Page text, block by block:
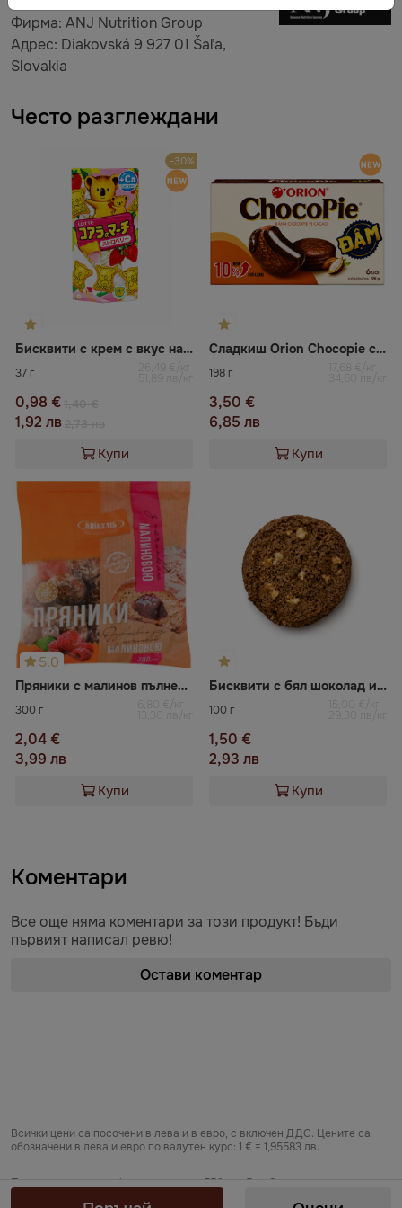
Фирма: ANJ Nutrition Group
Адрес: Diakovská 9 927 01 Šaľa,
Slovakia
Често разглеждани
-30%
Бисквити с крем с вкус на ягода Koala's March
37 г 26,49 €/кг
51,89 лв/кг
0,98 €
1,92 лв
Купи
Сладкиш Orion Chocopie с какао
198 г 17,68 €/кг
34,60 лв/кг
3,50 €
6,85 лв
Купи
5.0
Пряники с малинов пълнеж Київхліб
300 г 6,80 €/кг
13,30 лв/кг
2,04 €
3,99 лв
Купи
Бисквити с бял шоколад и макадамия
100 г 15,00 €/кг
29,30 лв/кг
1,50 €
2,93 лв
Купи
Коментари
Все още няма коментари за този продукт! Бъди
първият написал ревю!
Остави коментар
Всички цени са посочени в лева и в евро, с включен ДДС. Цените са
обозначени в лева и евро по валутен курс: 1 € = 1,95583 лв.
Предоставяне на информация по чл. 55б, ал. 5 от Закона за въвеждане